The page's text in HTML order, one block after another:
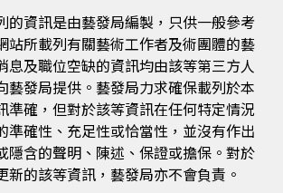
的資訊是由藝發局編製，只供一般參考
站所載列有關藝術工作者及術團體的藝
息及職位空缺的資訊均由該等第三方人
藝發局提供。藝發局力求確保載列於本
準確，但對於該等資訊在任何特定情況
準確性、充足性或恰當性，並沒有作出
隱含的聲明、陳述、保證或擔保。對於
新的該等資訊，藝發局亦不會負責。